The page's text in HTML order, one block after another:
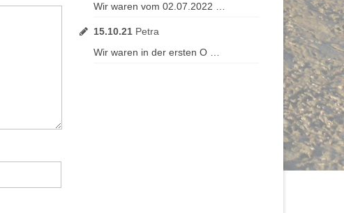
Wir waren vom 02.07.2022 …
15.10.21 Petra
Wir waren in der ersten O …